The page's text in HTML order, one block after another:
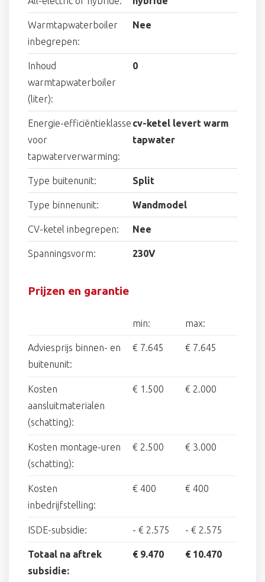
Warmtapwaterboiler
inbegrepen:
Nee
Inhoud
warmtapwaterboiler
(liter):
0
Energie-efficiëntieklasse
voor
tapwaterverwarming:
cv-ketel levert warm
tapwater
Type buitenunit: Split
Type binnenunit: Wandmodel
CV-ketel inbegrepen: Nee
Spanningsvorm: 230V
Prijzen en garantie
min: max:
Adviesprijs binnen- en
buitenunit:
€ 7.645 € 7.645
Kosten
aansluitmaterialen
(schatting):
€ 1.500 € 2.000
Kosten montage-uren
(schatting):
€ 2.500 € 3.000
Kosten
inbedrijfstelling:
€ 400 € 400
ISDE-subsidie: - € 2.575 - € 2.575
Totaal na aftrek
subsidie:
€ 9.470 € 10.470